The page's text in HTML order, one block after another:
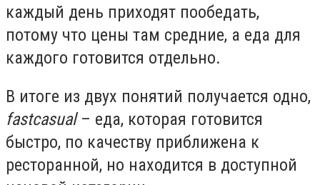
каждый день приходят пообедать,
потому что цены там средние, а еда для
каждого готовится отдельно.
В итоге из двух понятий получается одно,
fastcasual– еда, которая готовится
быстро, по качеству приближена к
ресторанной, но находится в доступной